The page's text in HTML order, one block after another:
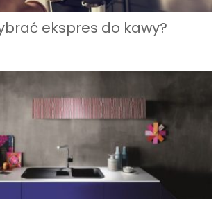
ekspres do kawy?